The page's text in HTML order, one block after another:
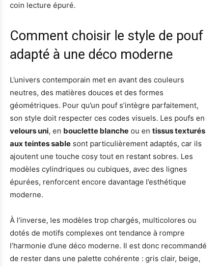
coin lecture épuré.
Comment choisir le style de pouf
adapté à une déco moderne
L’univers contemporain met en avant des couleurs
neutres, des matières douces et des formes
géométriques. Pour qu’un pouf s’intègre parfaitement,
son style doit respecter ces codes visuels. Les poufs en
velours uni, en bouclette blanche ou en tissus texturés
aux teintes sable sont particulièrement adaptés, car ils
ajoutent une touche cosy tout en restant sobres. Les
modèles cylindriques ou cubiques, avec des lignes
épurées, renforcent encore davantage l’esthétique
moderne.
À l’inverse, les modèles trop chargés, multicolores ou
dotés de motifs complexes ont tendance à rompre
l’harmonie d’une déco moderne. Il est donc recommandé
de rester dans une palette cohérente : gris clair, beige,